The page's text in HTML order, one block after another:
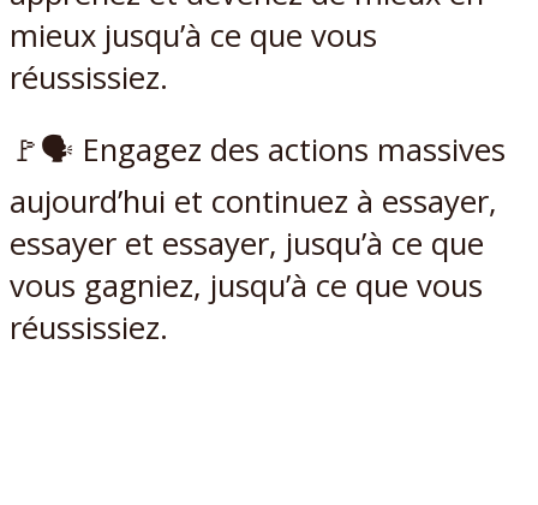
mieux jusqu’à ce que vous
réussissiez.
🚩🗣 Engagez des actions massives
aujourd’hui et continuez à essayer,
essayer et essayer, jusqu’à ce que
vous gagniez, jusqu’à ce que vous
réussissiez.